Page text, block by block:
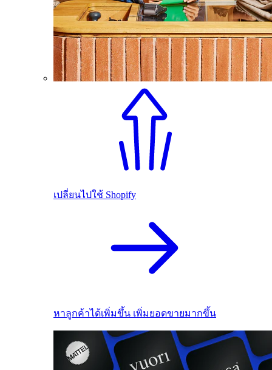
เปลี่ยนไปใช้ Shopify
หาลูกค้าได้เพิ่มขึ้น เพิ่มยอดขายมากขึ้น